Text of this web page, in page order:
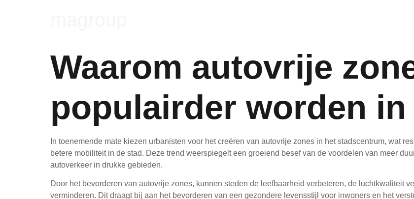
Waarom autovrije
populairder worden
In toenemende mate kiezen urbanisten voor het creëren van autovrije zones in het stadscentrum, wat
betere mobiliteit in de stad. Deze trend weerspiegelt een groeiend besef van de voordelen van meer
autoverkeer in drukke gebieden.
Door het bevorderen van autovrije zones, kunnen steden de leefbaarheid verbeteren, de luchtkwaliteit
verminderen. Dit draagt bij aan het bevorderen van een gezondere levensstijl voor inwoners en het